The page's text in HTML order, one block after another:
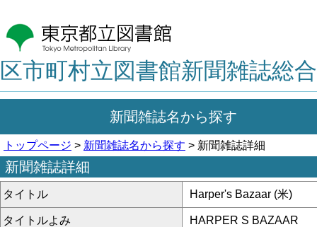
区市町村立図書館新聞雑誌総
新聞雑誌名から探す
トップページ > 新聞雑誌名から探す > 新聞雑誌詳細
新聞雑誌詳細
タイトル Harper's Bazaar (米)
タイトルよみ HARPER S BAZAAR